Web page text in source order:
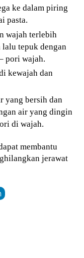
ke dalam piring
pasta.
wajah terlebih
tepuk dengan
pori wajah.
kewajah dan
yang bersih dan
air yang dingin
di wajah.
membantu
jerawat